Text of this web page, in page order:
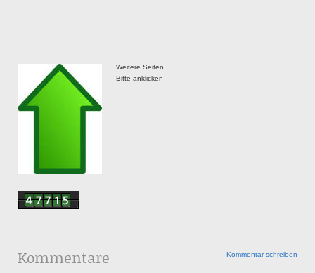
Weitere Seiten.
Bitte anklicken
Kommentar schreiben
Kommentare